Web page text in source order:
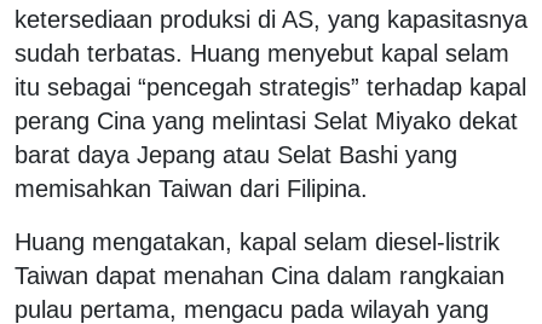
ketersediaan produksi di AS, yang kapasitasnya
sudah terbatas. Huang menyebut kapal selam
itu sebagai “pencegah strategis” terhadap kapal
perang Cina yang melintasi Selat Miyako dekat
barat daya Jepang atau Selat Bashi yang
memisahkan Taiwan dari Filipina.
Huang mengatakan, kapal selam diesel-listrik
Taiwan dapat menahan Cina dalam rangkaian
pulau pertama, mengacu pada wilayah yang